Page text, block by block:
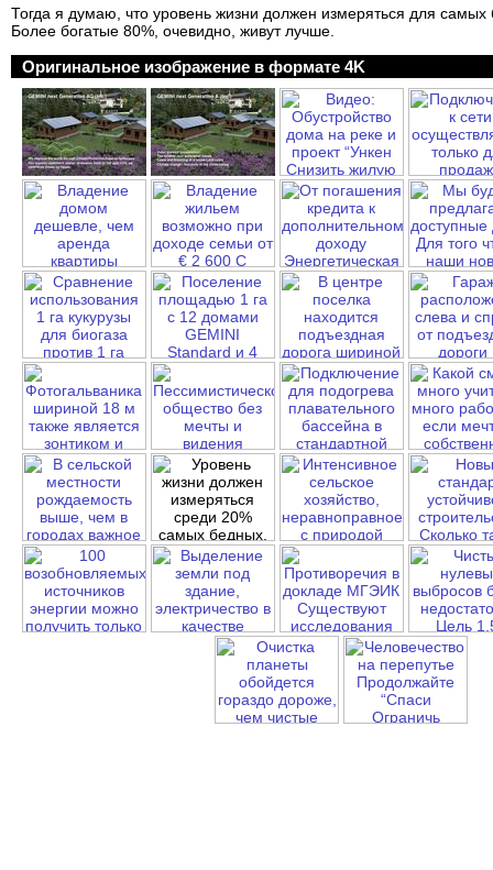
Тогда я думаю, что уровень жизни должен измеряться для
Более богатые 80%, очевидно, живут лучше.
Оригинальное изображение в формате 4K